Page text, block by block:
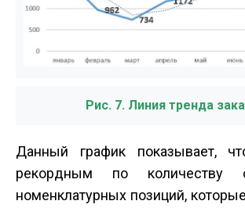
Рис. 7. Линия тренда
Данный график показывает,
рекордным по количеству
номенклатурных позиций,